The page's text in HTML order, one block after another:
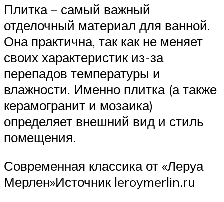
Плитка – самый важный
отделочный материал для ванной.
Она практична, так как не меняет
своих характеристик из-за
перепадов температуры и
влажности. Именно плитка (а также
керамогранит и мозаика)
определяет внешний вид и стиль
помещения.
Современная классика от «Леруа
Мерлен»Источник leroymerlin.ru